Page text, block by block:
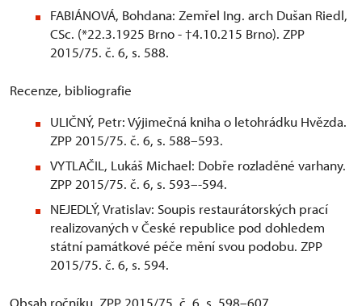
FABIÁNOVÁ, Bohdana: Zemřel Ing. arch Dušan Riedl,
CSc. (*22.3.1925 Brno - †4.10.215 Brno). ZPP
2015/75. č. 6, s. 588.
Recenze, bibliografie
ULIČNÝ, Petr: Výjimečná kniha o letohrádku Hvězda.
ZPP 2015/75. č. 6, s. 588–593.
VYTLAČIL, Lukáš Michael: Dobře rozladěné varhany.
ZPP 2015/75. č. 6, s. 593–-594.
NEJEDLÝ, Vratislav: Soupis restaurátorských prací
realizovaných v České republice pod dohledem
státní památkové péče mění svou podobu. ZPP
2015/75. č. 6, s. 594.